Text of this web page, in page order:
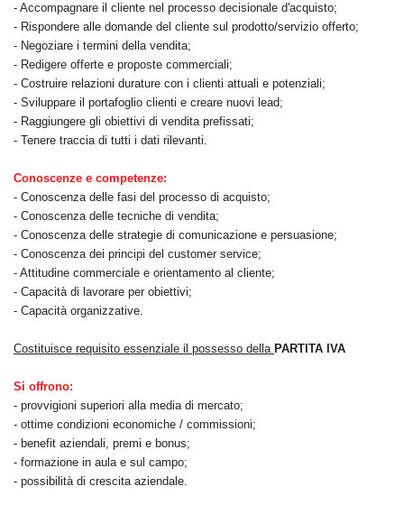
- Accompagnare il cliente nel processo decisionale d'acquisto;
- Rispondere alle domande del cliente sul prodotto/servizio offerto;
- Negoziare i termini della vendita;
- Redigere offerte e proposte commerciali;
- Costruire relazioni durature con i clienti attuali e potenziali;
- Sviluppare il portafoglio clienti e creare nuovi lead;
- Raggiungere gli obiettivi di vendita prefissati;
- Tenere traccia di tutti i dati rilevanti.
Conoscenze e competenze:
- Conoscenza delle fasi del processo di acquisto;
- Conoscenza delle tecniche di vendita;
- Conoscenza delle strategie di comunicazione e persuasione;
- Conoscenza dei principi del customer service;
- Attitudine commerciale e orientamento al cliente;
- Capacità di lavorare per obiettivi;
- Capacità organizzative.
Costituisce requisito essenziale il possesso della PARTITA IVA
Si offrono:
- provvigioni superiori alla media di mercato;
- ottime condizioni economiche / commissioni;
- benefit aziendali, premi e bonus;
- formazione in aula e sul campo;
- possibilità di crescita aziendale.